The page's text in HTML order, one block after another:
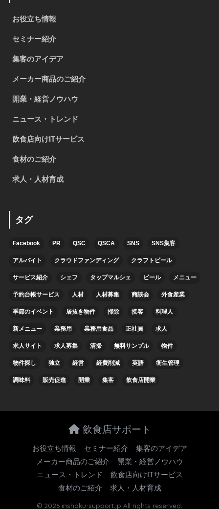
お役立ち情報
セミナー紹介
集客のアイデア
メーカー商品のご紹介
開業・経営ノウハウ
ニュース・トレンド
飲食店向けITサービス
食材のご紹介
求人・人材育成
タグ
Facebook PR QSC QSCA SNS SNS集客
アルバイト クラウドファンディング クラフトビール
サービス紹介 シェフ タップマルシェ ビール メニュー
予約台帳サービス 人材 人材募集 商談会 外食産業
季節のイベント 居抜き物件 掃除 接客 料理人
新メニュー 業務用 業務用食品 正社員 求人
求人サイト 求人募集 清掃 無料サンプル 物件
物件探し 独立 経営 経費削減 英語 衛生管理
調味料 販売促進 開業 集客 飲食店開業
飲食店サポート
お役立ち情報 セミナー紹介
集客のアイデア
メーカー商品のご紹介
開業・経営ノウハウ
ニュース・トレンド
飲食店向けITサービス
食材のご紹介
求人・人材育成
© 2026 inshoku-support.jp All rights reserved.